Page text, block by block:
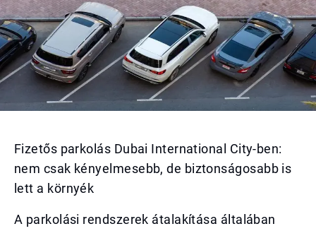
Fizetős parkolás Dubai International City-ben:
nem csak kényelmesebb, de biztonságosabb is
lett a környék
A parkolási rendszerek átalakítása általában